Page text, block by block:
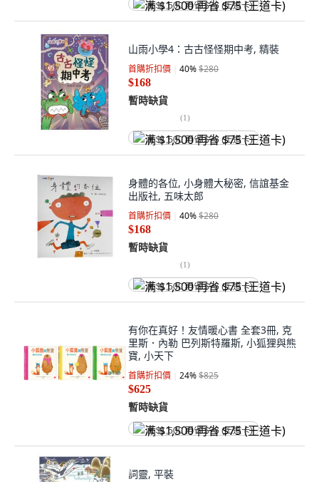
满 $1,500 再省 $75 (王道卡)
山雨小學4：古古怪怪期中考, 精裝
首購折扣價 40%$280
$168
暫時缺貨
(1)
满 $1,500 再省 $75 (王道卡)
身體的各位, 小身體大秘密, 信誼基金
出版社, 五味太郎
首購折扣價 40%$280
$168
暫時缺貨
(1)
满 $1,500 再省 $75 (王道卡)
有你在真好！友情暖心書 全套3冊, 克
里斯．內勒 巴列斯特羅斯, 小狐狸與熊
寶, 小天下
首購折扣價 24%$825
$625
暫時缺貨
满 $1,500 再省 $75 (王道卡)
詞靈, 平裝